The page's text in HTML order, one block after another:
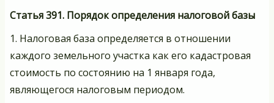
Статья 391. Порядок определения налоговой базы
1. Налоговая база определяется в отношении
каждого земельного участка как его кадастровая
стоимость по состоянию на 1 января года,
являющегося налоговым периодом.